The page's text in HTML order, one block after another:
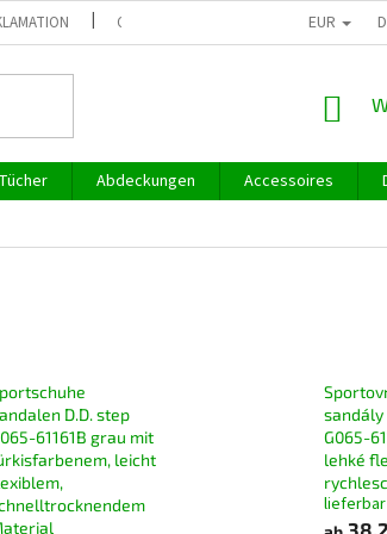
GROSSHANDEL EUR
Abdeckungen Accessoires
D.D. step
61161B grau mit
leicht
sandály
G065-
lehké
lieferbar